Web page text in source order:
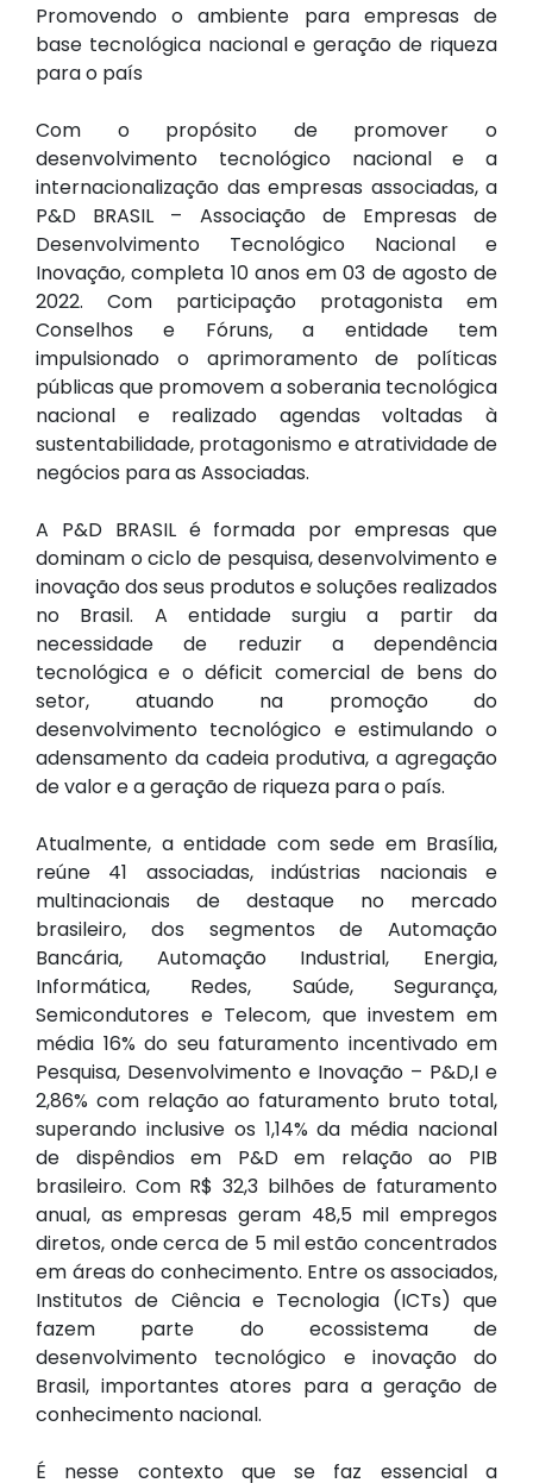
Promovendo o ambiente para empresas de
base tecnológica nacional e geração de riqueza
para o país
Com o propósito de promover o
desenvolvimento tecnológico nacional e a
internacionalização das empresas associadas, a
P&D BRASIL – Associação de Empresas de
Desenvolvimento Tecnológico Nacional e
Inovação, completa 10 anos em 03 de agosto de
2022. Com participação protagonista em
Conselhos e Fóruns, a entidade tem
impulsionado o aprimoramento de políticas
públicas que promovem a soberania tecnológica
nacional e realizado agendas voltadas à
sustentabilidade, protagonismo e atratividade de
negócios para as Associadas.
A P&D BRASIL é formada por empresas que
dominam o ciclo de pesquisa, desenvolvimento e
inovação dos seus produtos e soluções realizados
no Brasil. A entidade surgiu a partir da
necessidade de reduzir a dependência
tecnológica e o déficit comercial de bens do
setor, atuando na promoção do
desenvolvimento tecnológico e estimulando o
adensamento da cadeia produtiva, a agregação
de valor e a geração de riqueza para o país.
Atualmente, a entidade com sede em Brasília,
reúne 41 associadas, indústrias nacionais e
multinacionais de destaque no mercado
brasileiro, dos segmentos de Automação
Bancária, Automação Industrial, Energia,
Informática, Redes, Saúde, Segurança,
Semicondutores e Telecom, que investem em
média 16% do seu faturamento incentivado em
Pesquisa, Desenvolvimento e Inovação – P&D,I e
2,86% com relação ao faturamento bruto total,
superando inclusive os 1,14% da média nacional
de dispêndios em P&D em relação ao PIB
brasileiro. Com R$ 32,3 bilhões de faturamento
anual, as empresas geram 48,5 mil empregos
diretos, onde cerca de 5 mil estão concentrados
em áreas do conhecimento. Entre os associados,
Institutos de Ciência e Tecnologia (ICTs) que
fazem parte do ecossistema de
desenvolvimento tecnológico e inovação do
Brasil, importantes atores para a geração de
conhecimento nacional.
É nesse contexto que se faz essencial a